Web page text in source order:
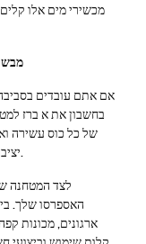
מכשירי מים אלו קלים
אם אתם עובדים
בחשבון את א ברז
של כל כוס עשירה
יציבות בטעם ובגודל שוחק, מה שאומר גשר טוב יותר.
לצד המטחנה
האספרסו שלך.
ארגונים, מכונות